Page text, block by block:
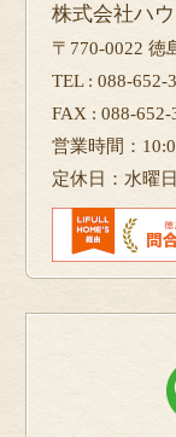
株式会社ハ
〒770-0022 徳
TEL : 088-652-
FAX : 088-652-
営業時間：
定休日：水曜日